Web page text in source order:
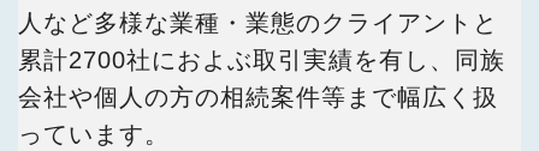
人など多様な業種・業態のクライアントと
累計2700社におよぶ取引実績を有し、同族
会社や個人の方の相続案件等まで幅広く扱
っています。